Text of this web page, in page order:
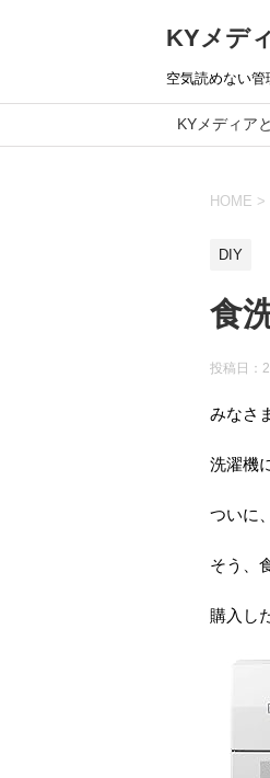
KYメデ
空気読めない管
KYメディア
HOME >
DIY
食
投稿日：
みなさ
洗濯機
ついに
そう、
購入し